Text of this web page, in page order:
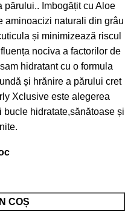
părului.. Imbogățit cu Aloe
aminoacizi naturali din grâu
și minimizează riscul
nociva a factorilor de
hidratant cu o formula
și hrănire a părului cret
Xclusive este alegerea
bucle hidratate,sănătoase și
COȘ